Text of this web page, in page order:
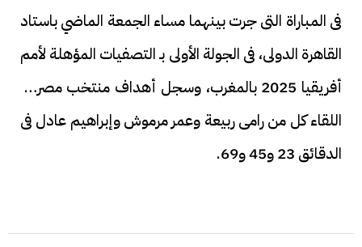
فى المباراة التى جرت بينهما مساء الجمعة الماضي باستاد
القاهرة الدولى، فى الجولة الأولى بـ التصفيات المؤهلة لأمم
أفريقيا 2025 بالمغرب، وسجل أهداف منتخب مصر فى
اللقاء كل من رامى ربيعة وعمر مرموش وإبراهيم عادل فى
الدقائق 23 و45 و69.